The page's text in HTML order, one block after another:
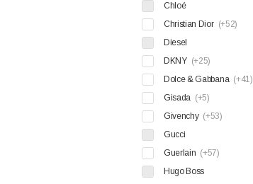
Chloé
Christian Dior (+52)
Diesel
DKNY (+25)
Dolce & Gabbana (+41)
Gisada (+5)
Givenchy (+53)
Gucci
Guerlain (+57)
Hugo Boss